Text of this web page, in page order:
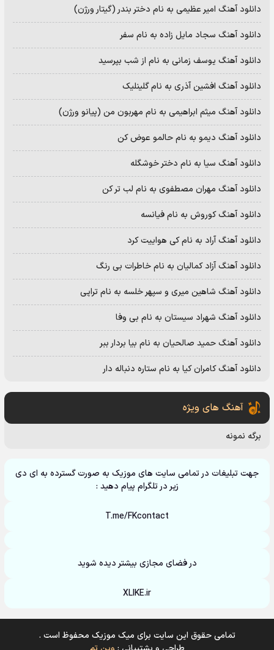
دانلود آهنگ امیر عظیمی به نام دختر بندر (گیتار ورژن)
دانلود آهنگ سجاد مایل زاده به نام سفر
دانلود آهنگ یوسف زمانی به نام از شب بپرسید
دانلود آهنگ افشین آذری به نام گلینلیک
دانلود آهنگ میثم ابراهیمی به نام مهربون من (پیانو ورژن)
دانلود آهنگ دیمو به نام حالمو عوض کن
دانلود آهنگ سیا به نام دختر خوشگله
دانلود آهنگ مهران مصطفوی به نام لب تر کن
دانلود آهنگ کوروش به نام فیانسه
دانلود آهنگ آراد به نام کی هواییت کرد
دانلود آهنگ آزاد کمالیان به نام خاطرات بی رنگ
دانلود آهنگ شاهین میری و سپهر خلسه به نام تراپی
دانلود آهنگ شهراد سیستان به نام بی وفا
دانلود آهنگ حمید صالحیان به نام بیا بردار ببر
دانلود آهنگ کامران کیا به نام ستاره دنباله دار
آهنگ های ویژه
برگه نمونه
جهت تبلیغات در تمامی سایت های موزیک به صورت گسترده به ای دی
زیر در تلگرام پیام دهید :
T.me/FKcontact
در فضای مجازی بیشتر دیده شوید
XLIKE.ir
تمامی حقوق این سایت برای میک موزیک محفوظ است .